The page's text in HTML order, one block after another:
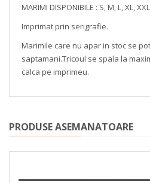
MARIMI DISPONIBILE : S, M, L, XL, XXL
Imprimat prin serigrafie.
Marimile care nu apar in stoc se
saptamani.Tricoul se spala la
calca pe imprimeu.
PRODUSE ASEMANATOARE